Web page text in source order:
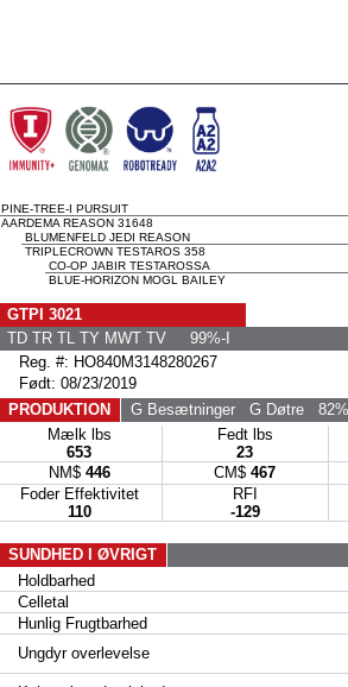
PINE-TREE-I PURSUIT
AARDEMA REASON 31648
BLUMENFELD JEDI REASON
TRIPLECROWN TESTAROS 358
CO-OP JABIR TESTAROSSA
BLUE-HORIZON MOGL BAILEY
GTPI 3021
TD TR TL TY MWT TV 99%-I
Reg. #: HO840M3148280267
Født: 08/23/2019
PRODUKTION
G BesætningerG Døtre82%
Mælk lbs
653
Fedt lbs
23
NM$ 446 CM$ 467
Foder Effektivitet
110
RFI
-129
SUNDHED I ØVRIGT
Holdbarhed
Celletal
Hunlig Frugtbarhed
Ungdyr overlevelse